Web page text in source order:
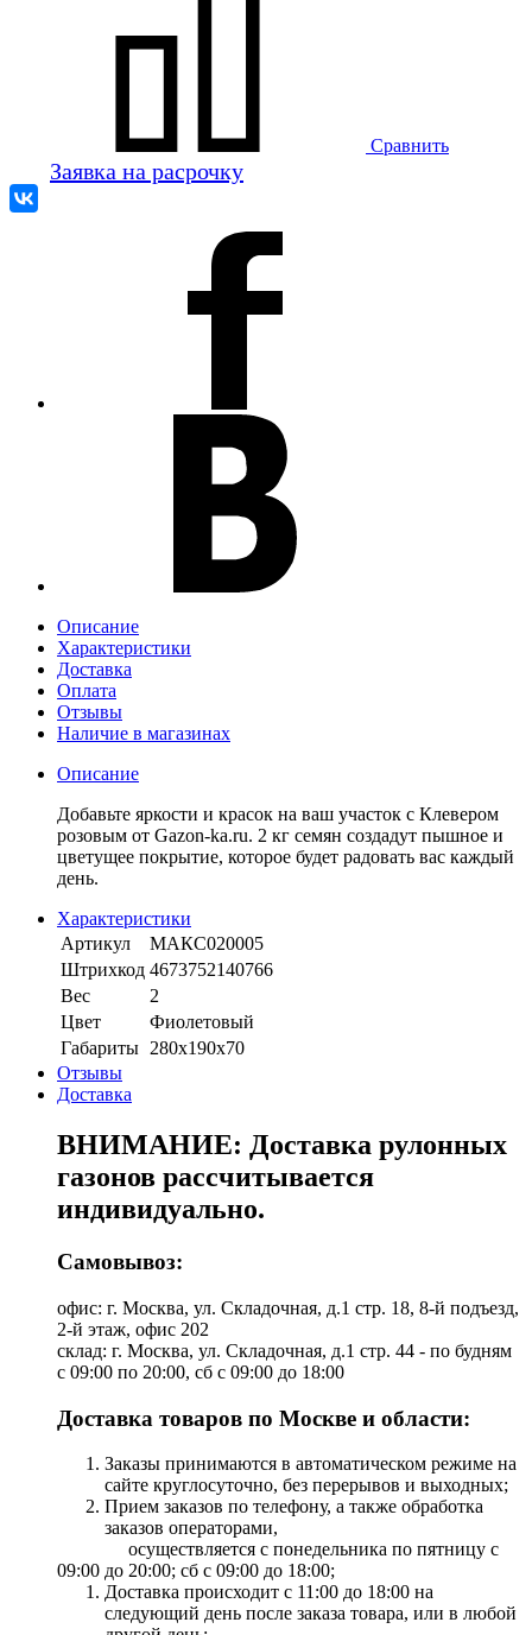
Сравнить
Заявка на расрочку
Описание
Характеристики
Доставка
Оплата
Отзывы
Наличие в магазинах
Описание
Добавьте яркости и красок на ваш участок с Клевером
розовым от Gazon-ka.ru. 2 кг семян создадут пышное и
цветущее покрытие, которое будет радовать вас каждый
день.
Характеристики
Артикул
МАКС020005
Штрихкод 4673752140766
Вес
2
Цвет
Фиолетовый
Габариты 280х190х70
Отзывы
Доставка
ВНИМАНИЕ: Доставка рулонных
газонов рассчитывается
индивидуально.
Самовывоз:
офис: г. Москва, ул. Складочная, д.1 стр. 18, 8-й подъезд,
2-й этаж, офис 202
склад: г. Москва, ул. Складочная, д.1 стр. 44 - по будням
с 09:00 по 20:00, сб с 09:00 до 18:00
Доставка товаров по Москве и области:
Заказы принимаются в автоматическом режиме на
сайте круглосуточно, без перерывов и выходных;
Прием заказов по телефону, а также обработка
заказов операторами,
осуществляется с понедельника по пятницу с
09:00 до 20:00; сб с 09:00 до 18:00;
Доставка происходит с 11:00 до 18:00 на
следующий день после заказа товара, или в любой